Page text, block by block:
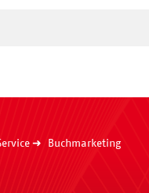
Buchmarketing